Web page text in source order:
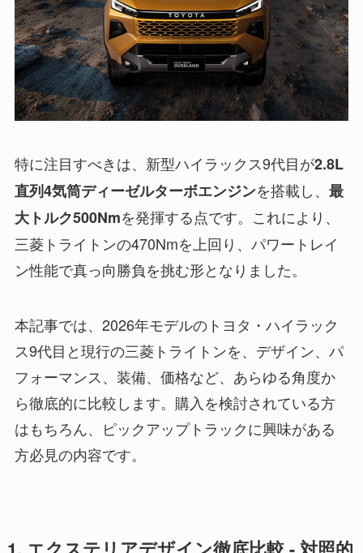
特に注目すべきは、新型ハイラックス9代目が2.8L
直列4気筒ディーゼルターボエンジンを搭載し、 最
大トルク500Nmを発揮する点です。これにより、
三菱トライトンの470Nmを上回り、パワートレイ
ン性能で真っ向勝負を挑む形となりました。
本記事では、2026年モデルのトヨタ・ハイラック
ス9代目と現行の三菱トライトンを、デザイン、パ
フォーマンス、装備、価格など、あらゆる角度か
ら徹底的に比較します。購入を検討されている方
はもちろん、ピックアップトラックに興味がある
方必見の内容です。